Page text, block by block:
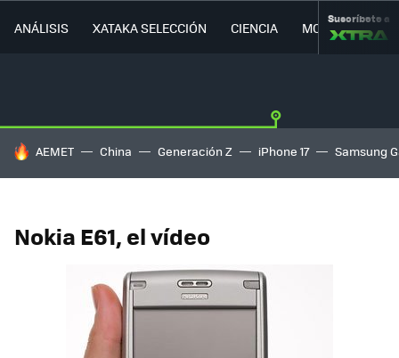
ANÁLISIS XATAKA SELECCIÓN CIENCIA MOVILIDAD
Suscríbete a
HOY SE HABLA DE
AEMET China Generación Z iPhone 17 Samsung
Nokia E61, el vídeo